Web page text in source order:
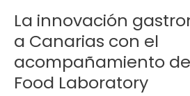
La innovación
a Canarias con el
acompañamiento
Food Laboratory
La
gastronómica
llega
a
Canarias